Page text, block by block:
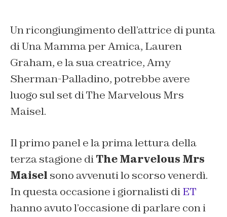
Un ricongiungimento dell’attrice di punta
di Una Mamma per Amica, Lauren
Graham, e la sua creatrice, Amy
Sherman-Palladino, potrebbe avere
luogo sul set di The Marvelous Mrs
Maisel.
Il primo panel e la prima lettura della
terza stagione diThe Marvelous Mrs
Maisel sono avvenuti lo scorso venerdì.
In questa occasione i giornalisti diET
hanno avuto l’occasione di parlare con i